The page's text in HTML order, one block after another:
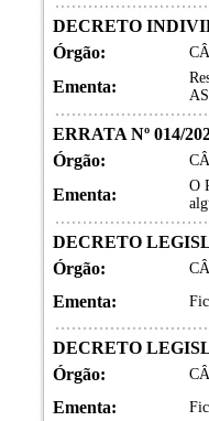
DECRETO
Órgão:
Ementa:
ERRATA Nº 014/
Órgão:
Ementa:
O
DECRETO
Órgão:
Ementa:
DECRETO
Órgão:
Ementa: